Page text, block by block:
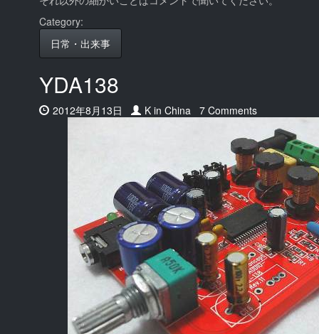
Category:
日常・出来事
YDA138
Date:
2012年8月13日 Author:
K in China 7 Comments